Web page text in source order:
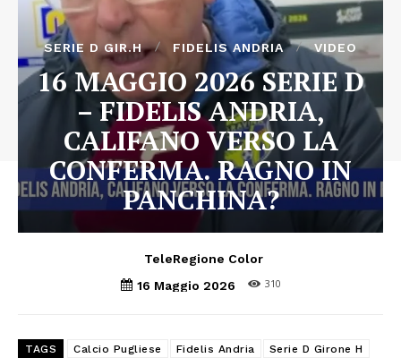
SERIE D GIR.H FIDELIS ANDRIA VIDEO
16 MAGGIO 2026 SERIE D
– FIDELIS ANDRIA,
CALIFANO VERSO LA
CONFERMA. RAGNO IN
PANCHINA?
TeleRegione Color
16 Maggio 2026
310
TAGS Calcio Pugliese Fidelis Andria
Serie D Girone H